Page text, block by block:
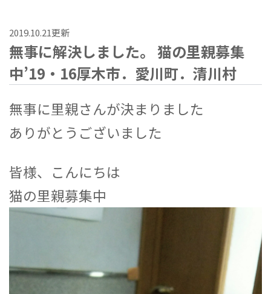
2019.10.21更新
無事に解決しました。 猫の里親募集
中’19・16厚木市．愛川町．清川村
無事に里親さんが決まりました
ありがとうございました
皆様、こんにちは
猫の里親募集中